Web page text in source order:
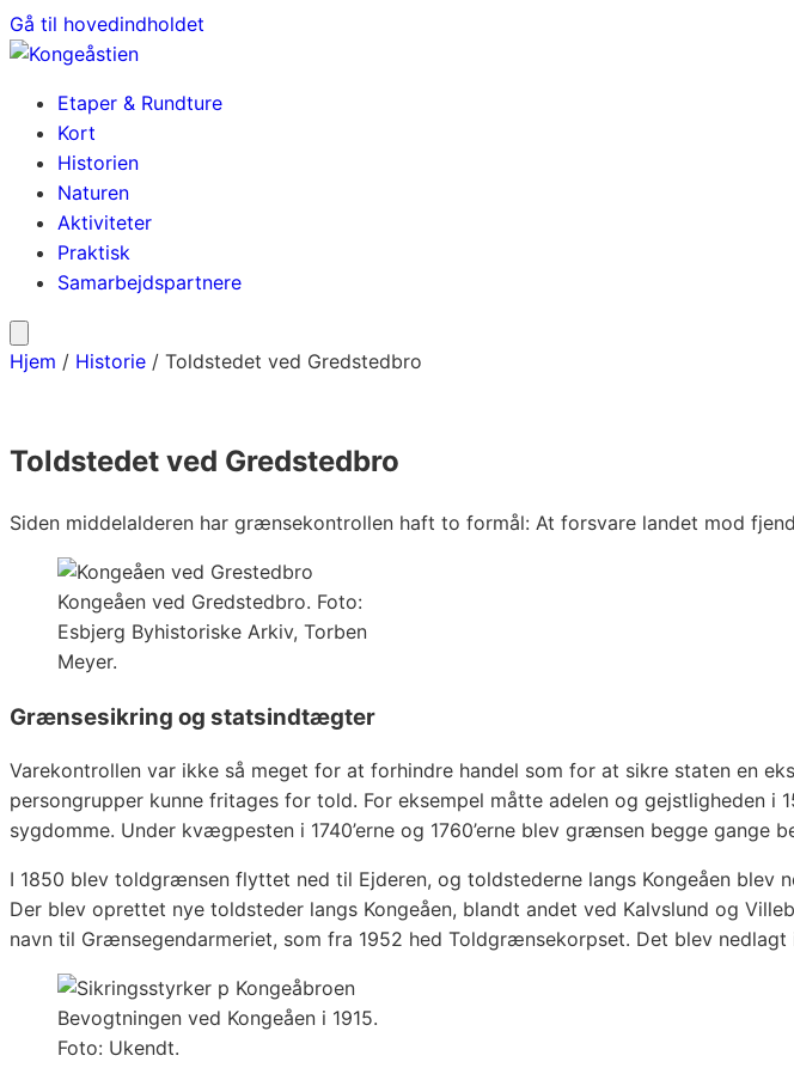
Gå til hovedindholdet
Etaper & Rundture
Kort
Historien
Naturen
Aktiviteter
Praktisk
Samarbejdspartnere
Hjem / Historie / Toldstedet ved Gredstedbro
Toldstedet ved Gredstedbro
Siden middelalderen har grænsekontrollen haft to formål: At forsvare landet mod
Kongeåen ved Gredstedbro. Foto:
Esbjerg Byhistoriske Arkiv, Torben
Meyer.
Grænsesikring og statsindtægter
Varekontrollen var ikke så meget for at forhindre handel som for at sikre staten en
persongrupper kunne fritages for told. For eksempel måtte adelen og gejstligheden
sygdomme. Under kvægpesten i 1740’erne og 1760’erne blev grænsen begge
I 1850 blev toldgrænsen flyttet ned til Ejderen, og toldstederne langs Kongeåen
Der blev oprettet nye toldsteder langs Kongeåen, blandt andet ved Kalvslund og
navn til Grænsegendarmeriet, som fra 1952 hed Toldgrænsekorpset. Det blev
Bevogtningen ved Kongeåen i 1915.
Foto: Ukendt.